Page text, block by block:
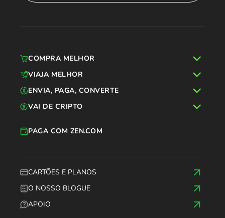
CARTÕES E PLANOS
O NOSSO BLOGUE
APOIO
PAGA COM ZEN.COM
COMPRA MELHOR
VIAJA MELHOR
ENVIA, PAGA, CONVERTE
VAI DE CRIPTO